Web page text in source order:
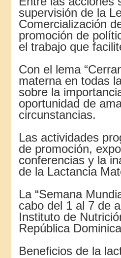
supervisión de la
Comercialización
promoción de
el trabajo que
Con el lema
materna en todas
sobre la
oportunidad de
circunstancias.
Las actividades
de promoción,
conferencias y la
de la Lactancia
La “Semana
cabo del 1 al 7 de
Instituto de
República
Beneficios de la